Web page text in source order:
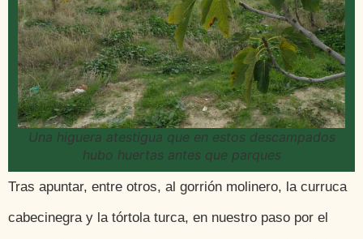
Una higuera atestigua que en estos descampados
hubo huertas antes que parques
Tras apuntar, entre otros, al gorrión molinero, la curruca
cabecinegra y la tórtola turca, en nuestro paso por el